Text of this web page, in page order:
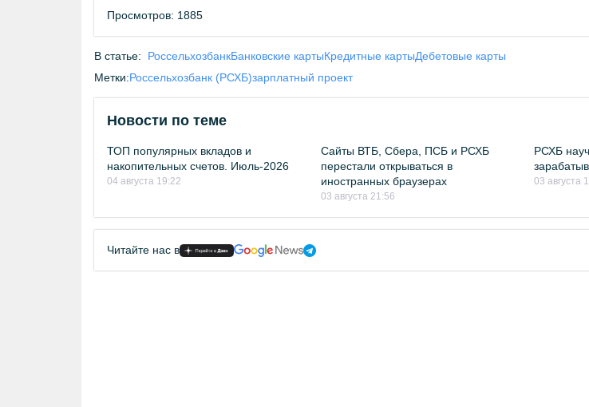
Просмотров: 1885
В статье: РоссельхозбанкБанковские картыКредитные картыДебетовые карты
Метки:Россельхозбанк (РСХБ)зарплатный проект
Новости по теме
ТОП популярных вкладов и
накопительных счетов. Июль-2026
04 августа 19:22
Сайты ВТБ, Сбера, ПСБ и РСХБ
перестали открываться в
иностранных браузерах
03 августа 21:56
РСХБ
03 августа
Читайте нас в